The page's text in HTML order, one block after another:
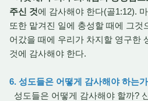
주신 것에 감사해야 한다(골1:12).
또한 맡겨진 일에 충성할 때에 그것
어갔을 때에 우리가 차지할 영구한
것에 감사해야 한다.
6. 성도들은 어떻게 감사해야 하는
성도들은 어떻게 감사해야 할까?